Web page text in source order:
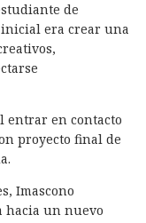
de
era crear una
entrar en contacto
proyecto final de
Imascono
hacia un nuevo